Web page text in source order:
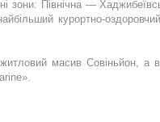
зони: Північна —
курортно-
масив Совіньйон, а в